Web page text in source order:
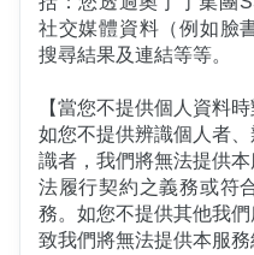
社交媒體資料（例如臉
搜尋結果及連結等等。
【當您不提供個人資料
如您不提供辨識個人者
識者，我們將無法提供
法履行契約之義務或符
務。如您不提供其他我
致我們將無法提供本服